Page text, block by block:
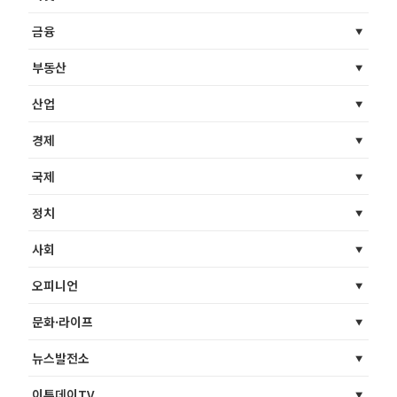
금융
부동산
산업
경제
국제
정치
사회
오피니언
문화·라이프
뉴스발전소